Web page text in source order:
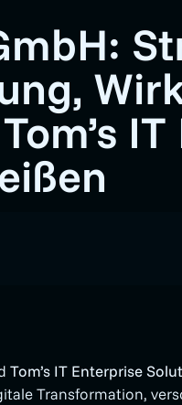
Tom’s IT Enterprise
Transformation,